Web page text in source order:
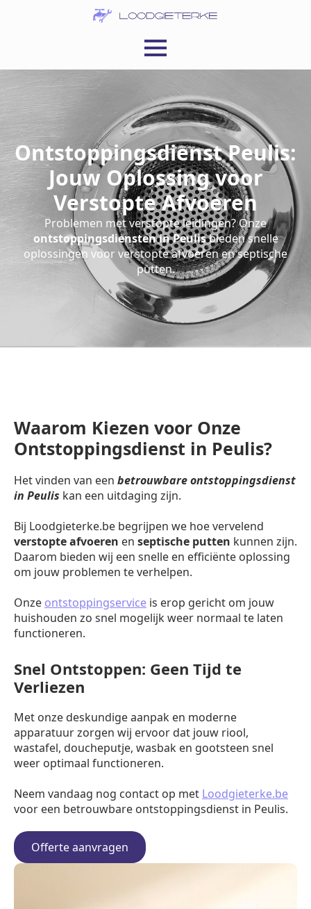
Ontstoppingsdienst Peulis:
Jouw Oplossing voor
Verstopte Afvoeren
Problemen met verstopte leidingen? Onze
ontstoppingsdiensten in Peulisbieden snelle
oplossingen voor verstopte afvoeren en septische
putten.
Waarom Kiezen voor Onze
Ontstoppingsdienst in Peulis?
Het vinden van een betrouwbare ontstoppingsdienst
in Peulis kan een uitdaging zijn.
Bij Loodgieterke.be begrijpen we hoe vervelend
verstopte afvoeren en septische putten kunnen zijn.
Daarom bieden wij een snelle en efficiënte oplossing
om jouw problemen te verhelpen.
Onze ontstoppingservice is erop gericht om jouw
huishouden zo snel mogelijk weer normaal te laten
functioneren.
Snel Ontstoppen: Geen Tijd te
Verliezen
Met onze deskundige aanpak en moderne
apparatuur zorgen wij ervoor dat jouw riool,
wastafel, doucheputje, wasbak en gootsteen snel
weer optimaal functioneren.
Neem vandaag nog contact op met Loodgieterke.be
voor een betrouwbare ontstoppingsdienst in Peulis.
Offerte aanvragen